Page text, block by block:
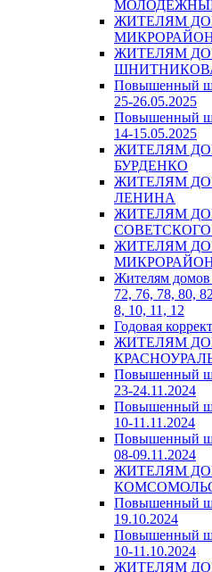
ЖИТЕЛЯМ
ЖИТЕЛЯМ
Повышенный
25-26.05.2025
Повышенный
14-15.05.2025
ЖИТЕЛЯМ
БУРДЕНКО
ЖИТЕЛЯМ
ЛЕНИНА
ЖИТЕЛЯМ
ЖИТЕЛЯМ
Жителям домов
72, 76, 78, 80,
8, 10, 11, 12
Годовая
ЖИТЕЛЯМ
Повышенный
23-24.11.2024
Повышенный
10-11.11.2024
Повышенный
08-09.11.2024
ЖИТЕЛЯМ
Повышенный
19.10.2024
Повышенный
10-11.10.2024
ЖИТЕЛЯМ